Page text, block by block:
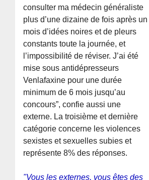
consulter ma médecin généraliste
plus d’une dizaine de fois après un
mois d’idées noires et de pleurs
constants toute la journée, et
l’impossibilité de réviser. J’ai été
mise sous antidépresseurs
Venlafaxine pour une durée
minimum de 6 mois jusqu’au
concours”, confie aussi une
externe. La troisième et dernière
catégorie concerne les violences
sexistes et sexuelles subies et
représente 8% des réponses.
"Vous les externes, vous êtes des